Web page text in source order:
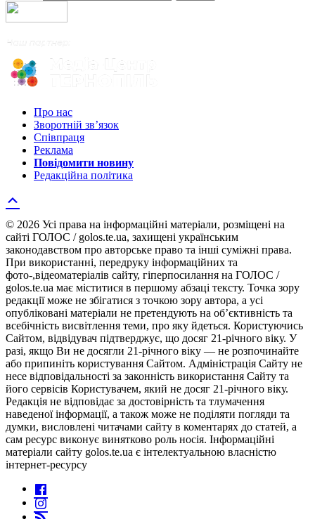
Про нас
Зворотній зв’язок
Співпраця
Реклама
Повідомити новину
Редакційна політика
© 2026 Усі права на інформаційні матеріали, розміщені на
сайті ГОЛОС / golos.te.ua, захищені українським
законодавством про авторське право та інші суміжні права.
При використанні, передруку інформаційних та
фото-,відеоматеріалів сайту, гіперпосилання на ГОЛОС /
golos.te.ua має міститися в першому абзаці тексту. Точка зору
редакції може не збігатися з точкою зору автора, а усі
опубліковані матеріали не претендують на об’єктивність та
всебічність висвітлення теми, про яку йдеться. Користуючись
Сайтом, відвідувач підтверджує, що досяг 21-річного віку. У
разі, якщо Ви не досягли 21-річного віку — не розпочинайте
або припиніть користування Сайтом. Адміністрація Сайту не
несе відповідальності за законність використання Сайту та
його сервісів Користувачем, який не досяг 21-річного віку.
Редакція не відповідає за достовірність та тлумачення
наведеної інформації, а також може не поділяти погляди та
думки, висловлені читачами сайту в коментарях до статей, а
сам ресурс виконує винятково роль носія. Інформаційні
матеріали сайту golos.te.ua є інтелектуальною власністю
інтернет-ресурсу